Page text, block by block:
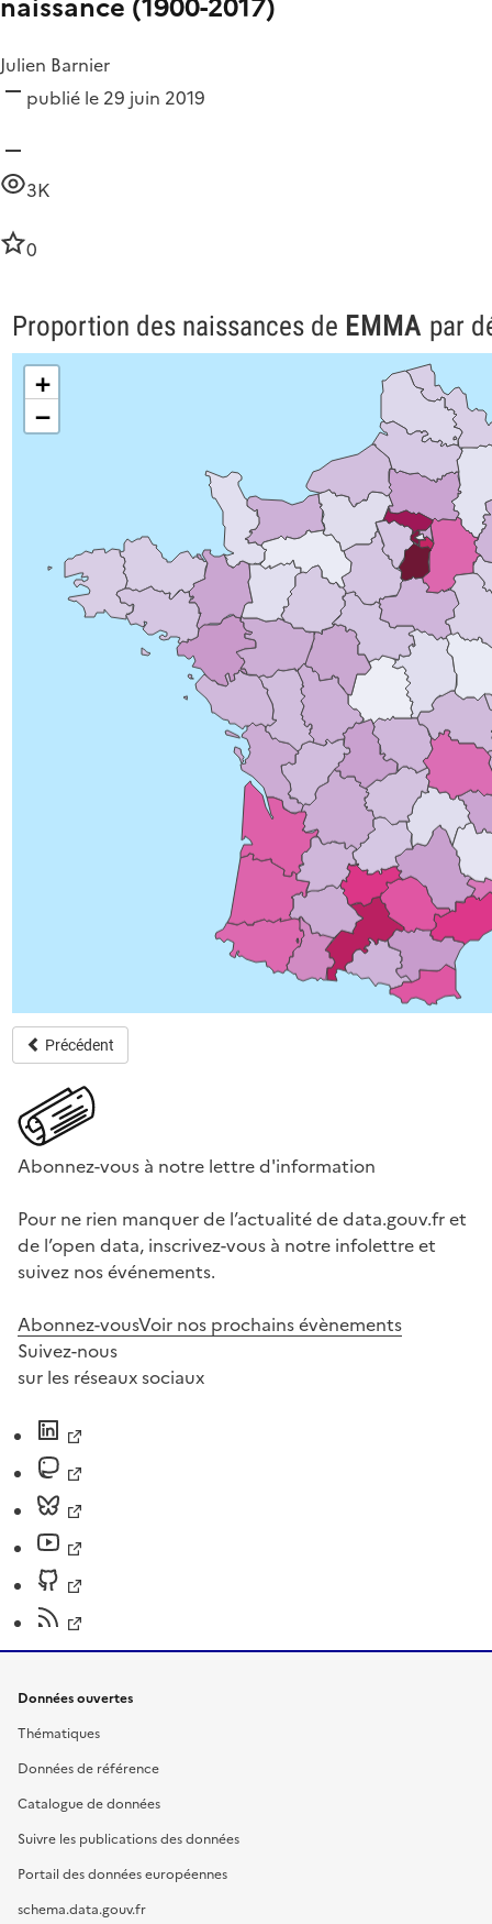
Julien Barnier
publié le 29 juin 2019
3K
0
Abonnez-vous à notre lettre d'information
Pour ne rien manquer de l’actualité de data.gouv.fr et
de l’open data, inscrivez-vous à notre infolettre et
suivez nos événements.
Abonnez-vousVoir nos prochains évènements
Suivez-nous
sur les réseaux sociaux
Données ouvertes
Thématiques
Données de référence
Catalogue de données
Suivre les publications des données
Portail des données européennes
schema.data.gouv.fr